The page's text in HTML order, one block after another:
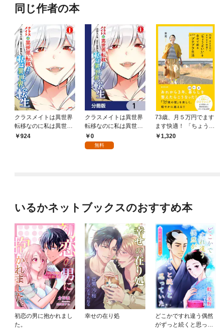
同じ作者の本
クラスメイトは異世界
転移なのに私は異世界
転生 １
924
クラスメイトは異世界
転移なのに私は異世界
転生【分冊版】 1
0
無料
73歳、月５万円でます
ます快適！ 「ちょうど
いい」を自分で創る ご
1,320
いるかネットブックスのおすすめ本
初恋の男に抱かれまし
た。
幸せの在り処
どこかですれ違う偶然
がずっと続くと思って